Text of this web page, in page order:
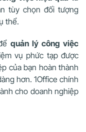
tùy chọn đối tượng
thể.
quản lý công việc
vụ phức tạp được
của bạn hoàn thành
hơn. 1Office chính
cho doanh nghiệp